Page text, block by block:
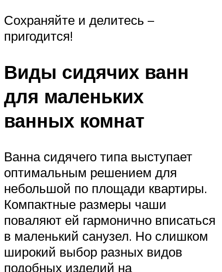
Сохраняйте и делитесь –
пригодится!
Виды сидячих ванн
для маленьких
ванных комнат
Ванна сидячего типа выступает
оптимальным решением для
небольшой по площади квартиры.
Компактные размеры чаши
поваляют ей гармонично вписаться
в маленький санузел. Но слишком
широкий выбор разных видов
подобных изделий на